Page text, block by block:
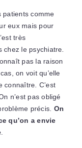
patients comme
eux mais pour
très
chez le psychiatre.
pas la raison
on voit qu’elle
connaître. C’est
n’est pas obligé
précis. On
qu’on a envie
.